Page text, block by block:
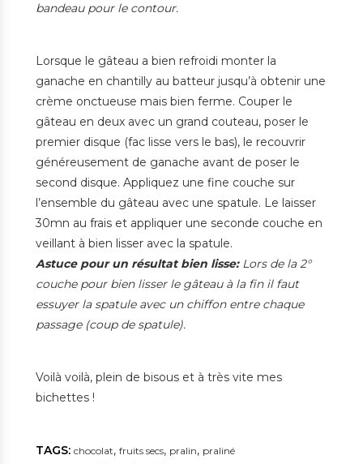
bandeau pour le contour.
Lorsque le gâteau a bien refroidi monter la
ganache en chantilly au batteur jusqu’à obtenir une
crème onctueuse mais bien ferme. Couper le
gâteau en deux avec un grand couteau, poser le
premier disque (fac lisse vers le bas), le recouvrir
généreusement de ganache avant de poser le
second disque. Appliquez une fine couche sur
l’ensemble du gâteau avec une spatule. Le laisser
30mn au frais et appliquer une seconde couche en
veillant à bien lisser avec la spatule.
Astuce pour un résultat bien lisse:Lors de la 2°
couche pour bien lisser le gâteau à la fin il faut
essuyer la spatule avec un chiffon entre chaque
passage (coup de spatule).
Voilà voilà, plein de bisous et à très vite mes
bichettes !
TAGS: chocolat, fruits secs, pralin, praliné